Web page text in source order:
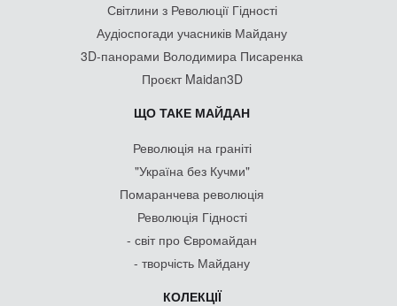
Світлини з Революції Гідності
Аудіоспогади учасників Майдану
3D-панорами Володимира Писаренка
Проєкт Maidan3D
ЩО ТАКЕ МАЙДАН
Революція на граніті
"Україна без Кучми"
Помаранчева революція
Революція Гідності
- світ про Євромайдан
- творчість Майдану
КОЛЕКЦІЇ